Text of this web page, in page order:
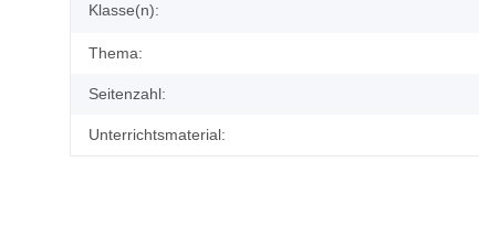
Klasse(n):
Thema:
Seitenzahl:
Unterrichtsmaterial: